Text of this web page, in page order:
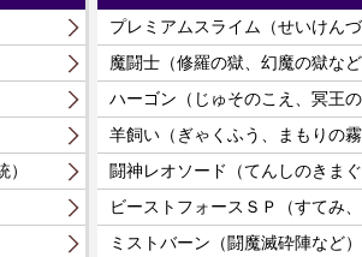
プレミアムスライム（せいけんづ
魔闘士（修羅の獄、幻魔の獄など
ハーゴン（じゅそのこえ、冥王の
羊飼い（ぎゃくふう、まもりの霧
闘神レオソード（てんしのきまぐ
ビーストフォースＳＰ（すてみ、
ミストバーン（闘魔滅砕陣など）